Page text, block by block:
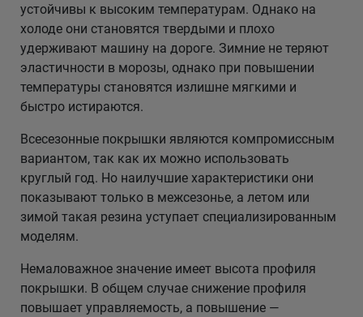
устойчивы к высоким температурам. Однако на
холоде они становятся твердыми и плохо
удерживают машину на дороге. Зимние не теряют
эластичности в морозы, однако при повышении
температуры становятся излишне мягкими и
быстро истираются.
Всесезонные покрышки являются компромиссным
вариантом, так как их можно использовать
круглый год. Но наилучшие характеристики они
показывают только в межсезонье, а летом или
зимой такая резина уступает специализированным
моделям.
Немаловажное значение имеет высота профиля
покрышки. В общем случае снижение профиля
повышает управляемость, а повышение —